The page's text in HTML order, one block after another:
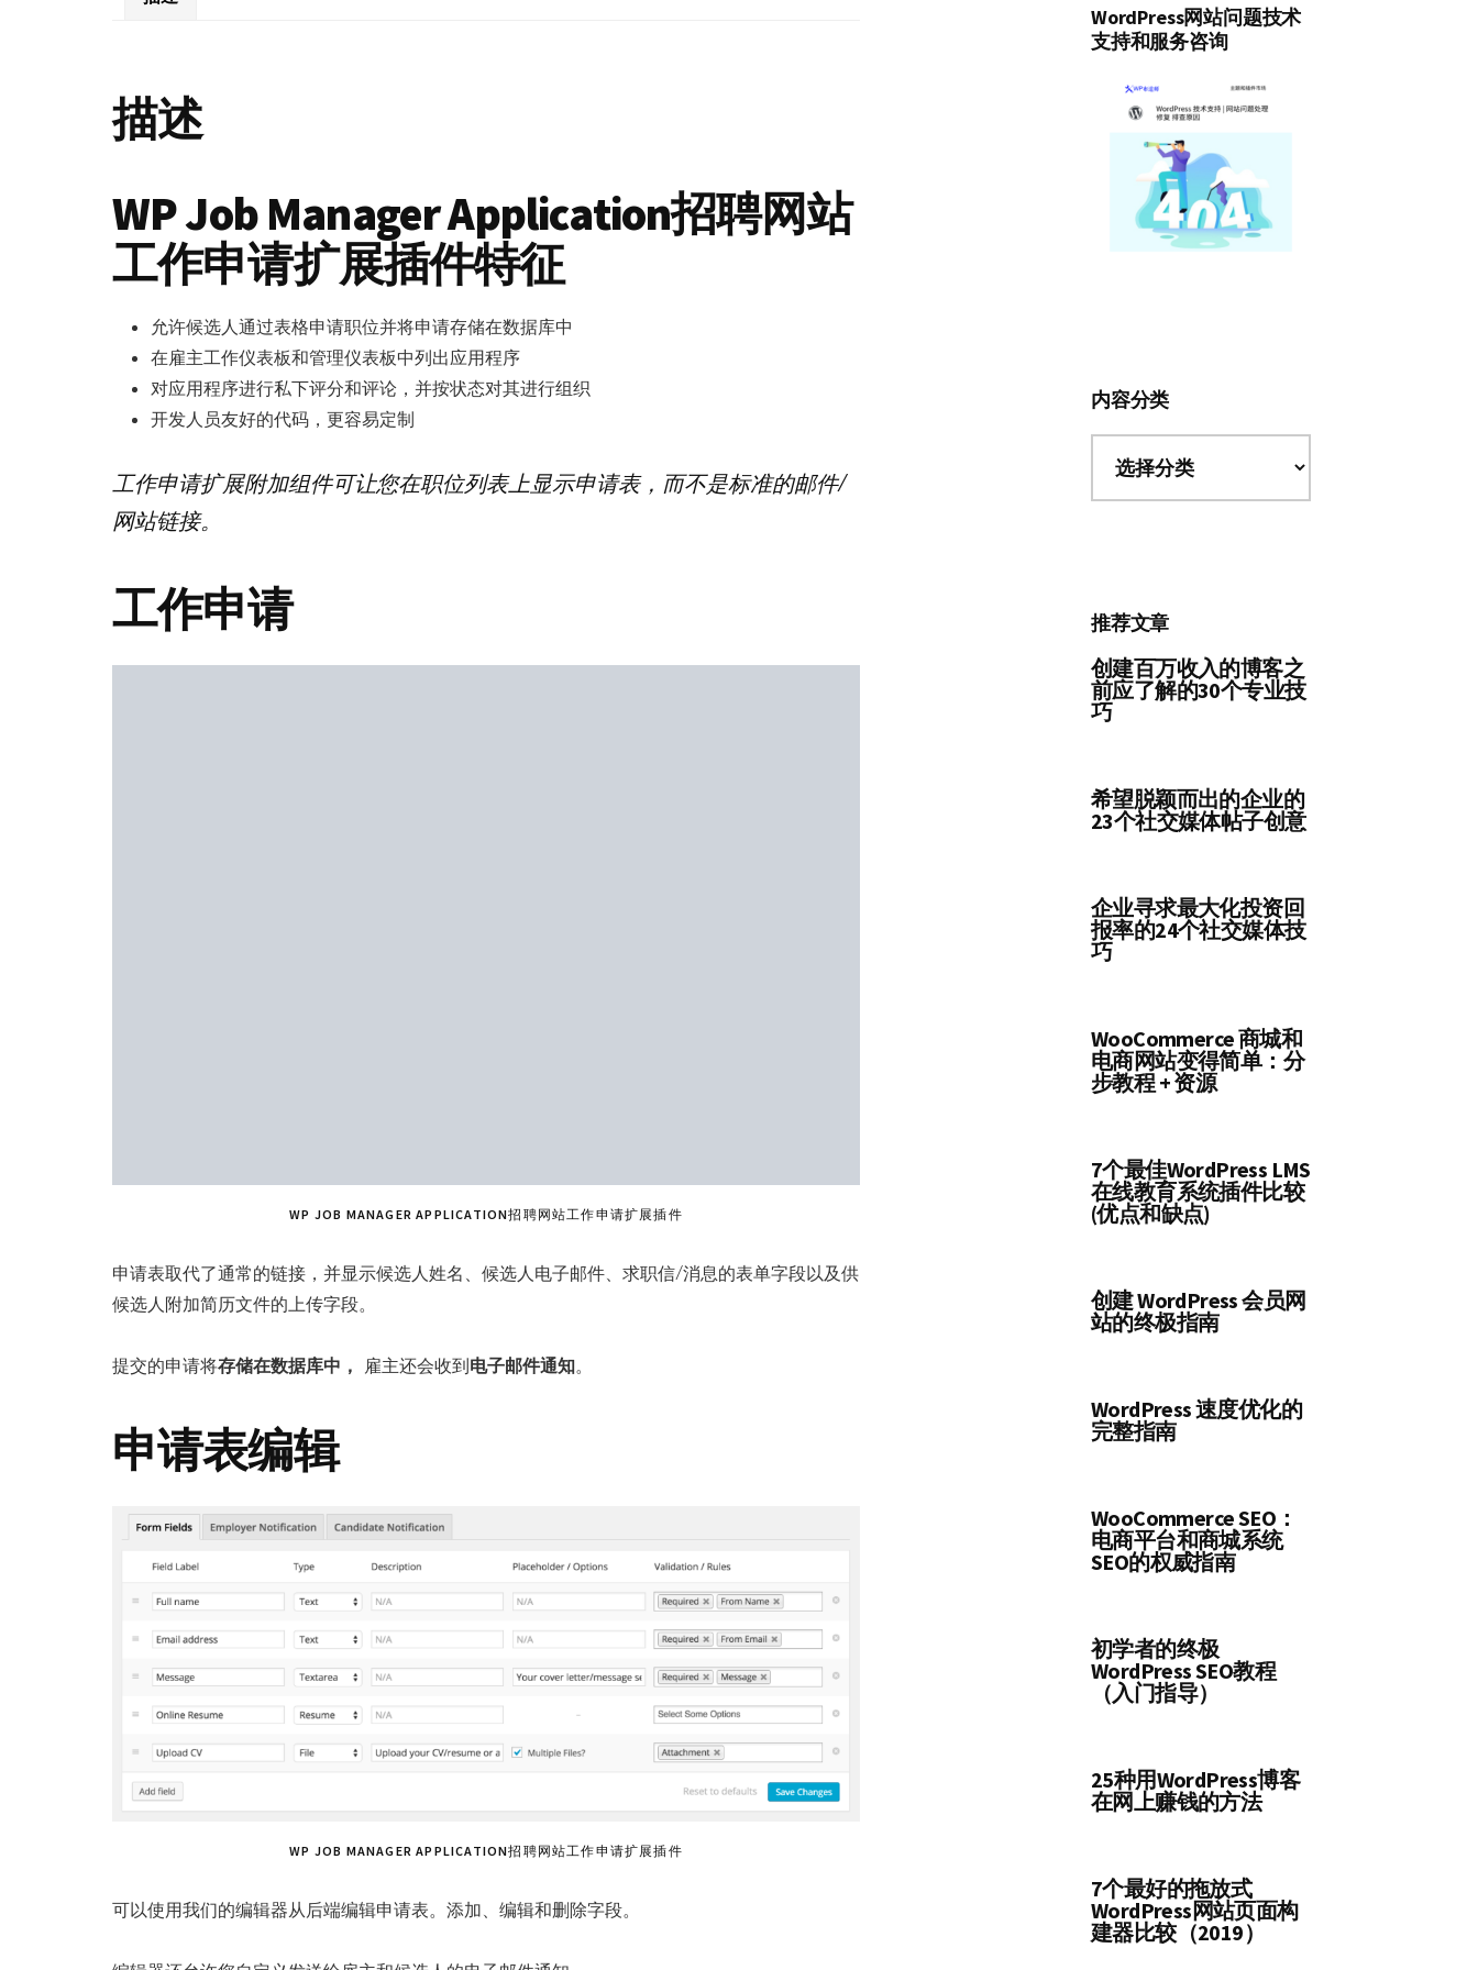
插
件
数
描述
WP Job Manager Application招聘网站
工作申请扩展插件特征
允许候选人通过表格申请职位并将申请存储在数据库中
在雇主工作仪表板和管理仪表板中列出应用程序
对应用程序进行私下评分和评论，并按状态对其进行组织
开发人员友好的代码，更容易定制
工作申请扩展附加组件可让您在职位列表上显示申请表，而不是标准的邮件/
网站链接。
工作申请
WP JOB MANAGER APPLICATION招聘网站工作申请扩展插件
申请表取代了通常的链接，并显示候选人姓名、候选人电子邮件、求职信/消息的表单字段以及供
候选人附加简历文件的上传字段。
提交的申请将存储在数据库中， 雇主还会收到电子邮件通知。
申请表编辑
WP JOB MANAGER APPLICATION招聘网站工作申请扩展插件
可以使用我们的编辑器从后端编辑申请表。添加、编辑和删除字段。
WordPress网站问题技术
支持和服务咨询
内容分类
分
推荐文章
创建百万收入的博客之
前应了解的30个专业技
巧
希望脱颖而出的企业的
23个社交媒体帖子创意
企业寻求最大化投资回
报率的24个社交媒体技
巧
WooCommerce 商城和
电商网站变得简单：分
步教程 + 资源
7个最佳WordPress LMS
在线教育系统插件比较
(优点和缺点)
创建 WordPress 会员网
站的终极指南
WordPress 速度优化的
完整指南
WooCommerce SEO：
电商平台和商城系统
SEO的权威指南
初学者的终极
WordPress SEO教程
（入门指导）
25种用WordPress博客
在网上赚钱的方法
7个最好的拖放式
WordPress网站页面构
建器比较（2019）